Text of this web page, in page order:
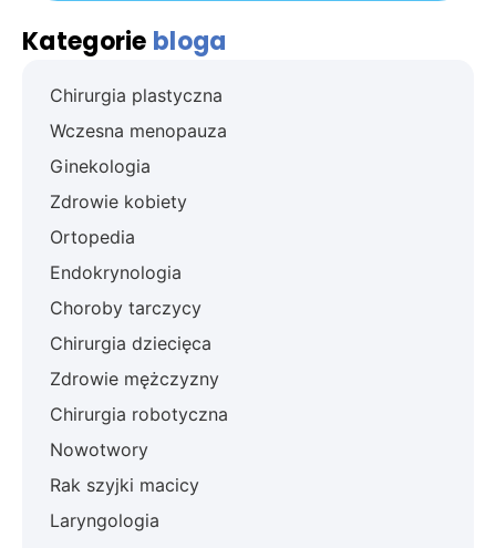
Kategorie bloga
Chirurgia plastyczna
Wczesna menopauza
Ginekologia
Zdrowie kobiety
Ortopedia
Endokrynologia
Choroby tarczycy
Chirurgia dziecięca
Zdrowie mężczyzny
Chirurgia robotyczna
Nowotwory
Rak szyjki macicy
Laryngologia